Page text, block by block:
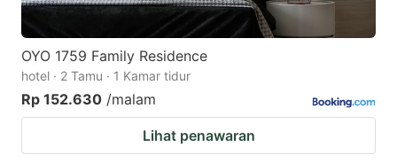
OYO 1759 Family Residence
hotel · 2 Tamu · 1 Kamar tidur
Rp 152.630 /malam
Lihat penawaran